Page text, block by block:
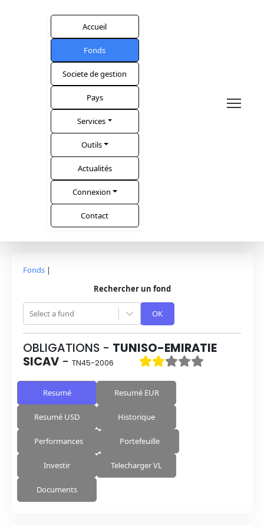
Accueil
Fonds
Societe de gestion
Pays
Services
Outils
Actualités
Connexion
Contact
Fonds |
Rechercher un fond
Select a fund OK
OBLIGATIONS - TUNISO-EMIRATIE
SICAV - TN45-2006
Resumé Resumé EUR
Resumé USD Historique
Performances Portefeuille
Investir Telecharger VL
Documents